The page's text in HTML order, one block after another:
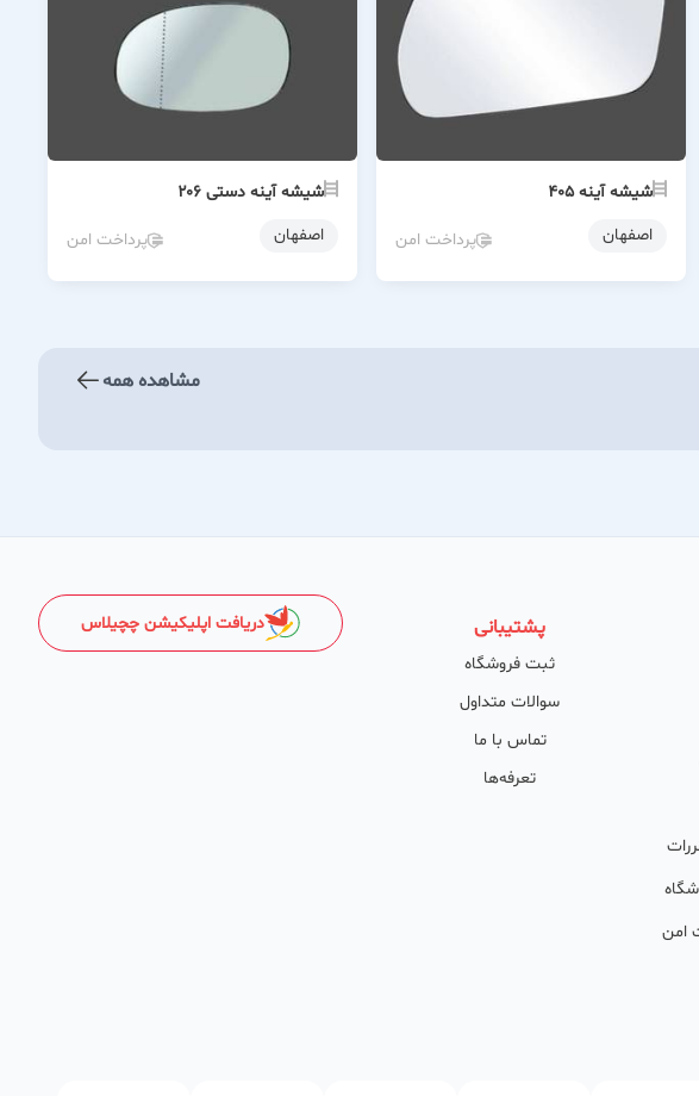
شیشه آینه ۴۰۵
اصفهان
پرداخت امن
شیشه آینه دستی ۲۰۶
اصفهان
پرداخت امن
مشاهده همه
امن
پشتیبانی
ثبت فروشگاه
سوالات متداول
تماس با ما
تعرفه‌ها
دریافت اپلیکیشن چچیلاس